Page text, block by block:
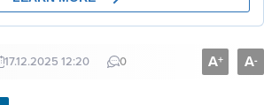
17.12.2025 12:20 0 A+ A-